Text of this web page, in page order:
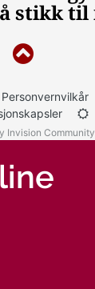
Personvernvilkår
Invision Community